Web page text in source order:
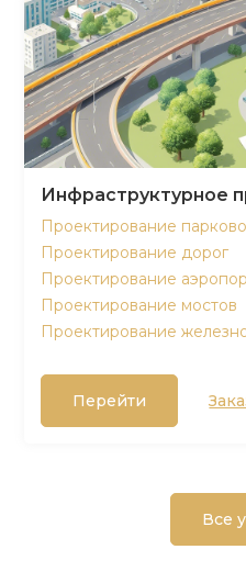
Инфраструктурное
Проектирование
Проектирование дорог
Проектирование
Проектирование мостов
Проектирование
Перейти
Все